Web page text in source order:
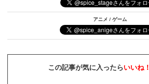
アニメ / ゲーム
この記事が気に入ったらいいね！